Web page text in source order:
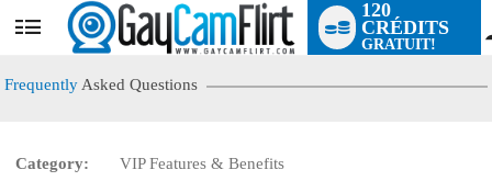
User
status
120
CRÉDITS
GRATUIT!
Frequently Asked Questions
Category:
VIP Features & Benefits